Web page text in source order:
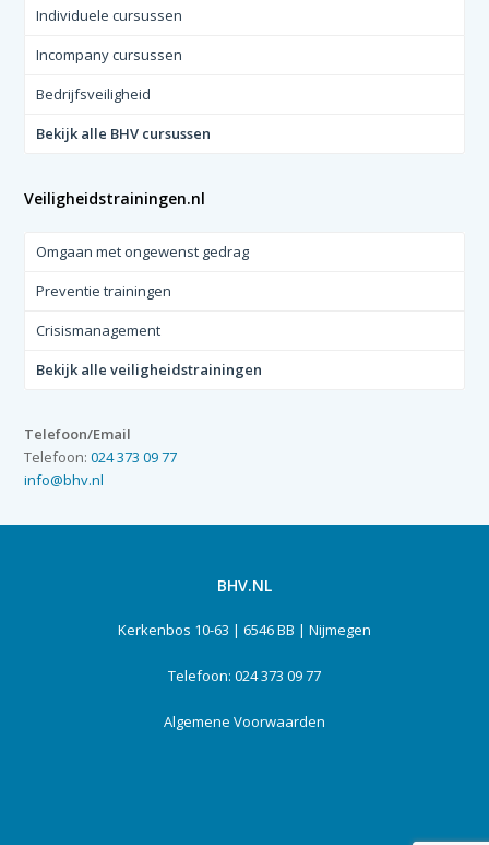
Individuele cursussen
Incompany cursussen
Bedrijfsveiligheid
Bekijk alle BHV cursussen
Veiligheidstrainingen.nl
Omgaan met ongewenst gedrag
Preventie trainingen
Crisismanagement
Bekijk alle veiligheidstrainingen
Telefoon/Email
Telefoon:024 373 09 77
info@bhv.nl
BHV.NL
Kerkenbos 10-63 | 6546 BB | Nijmegen
Telefoon: 024 373 09 77
Algemene Voorwaarden